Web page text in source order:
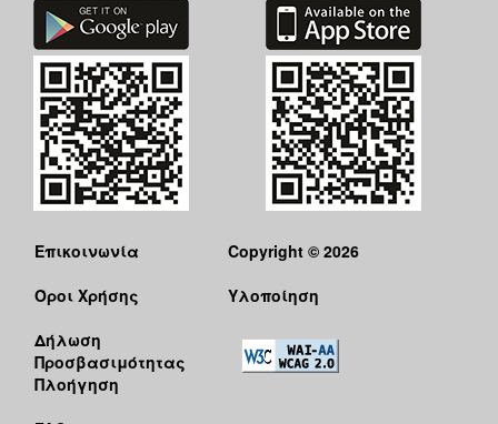
Επικοινωνία
Όροι Χρήσης
Δήλωση
Προσβασιμότητας
Πλοήγηση
Copyright © 2026
Υλοποίηση